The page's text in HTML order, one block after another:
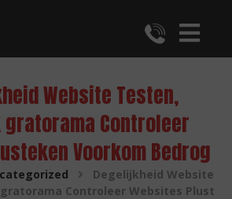
Website Testen,
Controleer
Voorkom Bedrog
Degelijkheid Website
Controleer Websites Plust